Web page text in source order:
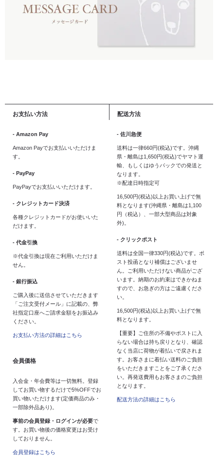
お支払い方法
- Amazon Pay
Amazon Payでお支払いいただけま
す。
- PayPay
PayPayでお支払いいただけます。
- クレジットカード決済
各種クレジットカードがお使いいた
だけます。
- 代金引換
※代金引換は現在ご利用いただけま
せん。
- 銀行振込
ご購入後に送信させていただきます
「ご注文受付メール」に記載の、弊
社指定口座へご請求金額をお振込み
ください。
お支払い方法の詳細はこちら
会員価格
入会金・年会費等は一切無料。登録
してお買い物するだけで5%OFFでお
買い物いただけます(定価商品のみ・
一部除外品あり)。
事前の会員登録・ログインが必要で
す。お買い物後の価格変更はお受け
しておりません。
会員登録はこちら
配送方法
- 佐川急便
送料は一律660円(税込)です。沖縄
県・離島は1,650円(税込)でヤマト運
輸、もしくはゆうパックでの発送と
なります。
※配達日時指定可
16,500円(税込)以上お買い上げで無
料となります(沖縄県・離島は1,100
円（税込）、一部大型商品は対象
外)。
- クリックポスト
送料は全国一律330円(税込)です。ポ
スト投函となり補償はございませ
ん。ご利用いただけない商品がござ
います。納期のお約束はできかねま
すので、お急ぎの方はご遠慮くださ
い。
16,500円(税込)以上お買い上げで無
料となります。
【重要】ご住所の不備やポストに入
らない場合は持ち戻りとなり、確認
なく当店に荷物が着払いで戻されま
す。お客さまに着払い送料のご負担
をいただきますことをご了承くださ
い。再発送費用もお客さまのご負担
となります。
配送方法の詳細はこちら